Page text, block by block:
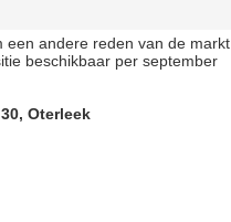
een andere reden van de markt
beschikbaar per september
Oterleek